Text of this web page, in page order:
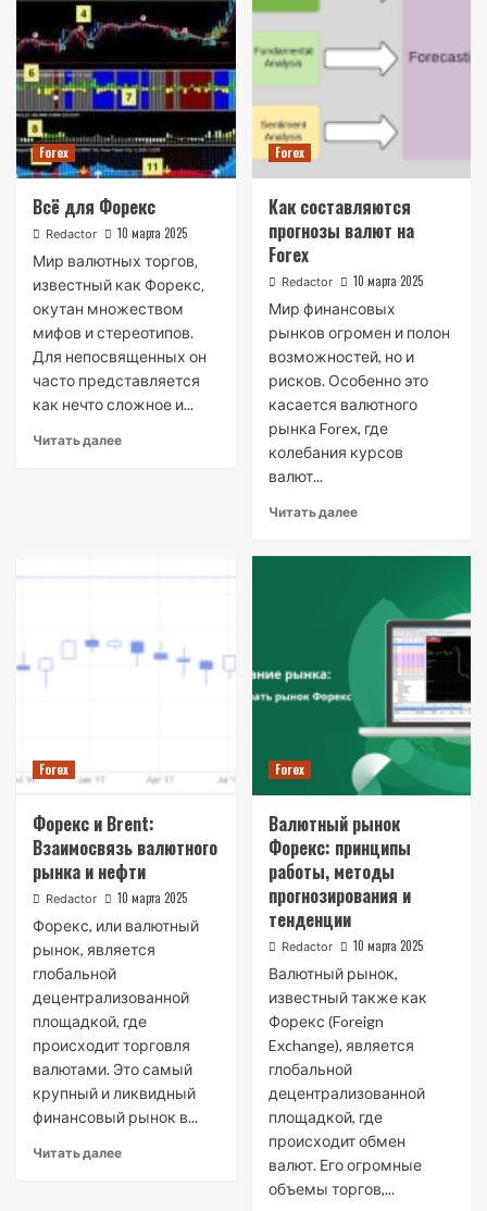
Forex
Всё для Форекс
Redactor 10 марта 2025
Мир валютных торгов‚
известный как Форекс‚
окутан множеством
мифов и стереотипов.
Для непосвященных он
часто представляется
как нечто сложное и...
Читать далее
Forex
Как составляются
прогнозы валют на
Forex
Redactor 10 марта 2025
Мир финансовых
рынков огромен и полон
возможностей, но и
рисков. Особенно это
касается валютного
рынка Forex, где
колебания курсов
валют...
Читать далее
Forex
Форекс и Brent:
Взаимосвязь валютного
рынка и нефти
Redactor 10 марта 2025
Форекс, или валютный
рынок, является
глобальной
децентрализованной
площадкой, где
происходит торговля
валютами. Это самый
крупный и ликвидный
финансовый рынок в...
Читать далее
Forex
Валютный рынок
Форекс: принципы
работы, методы
прогнозирования и
тенденции
Redactor 10 марта 2025
Валютный рынок,
известный также как
Форекс (Foreign
Exchange), является
глобальной
децентрализованной
площадкой, где
происходит обмен
валют. Его огромные
объемы торгов,...